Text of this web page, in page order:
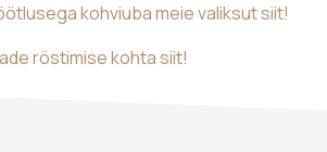
kohviuba meie valiksut siit!
röstimise kohta siit!